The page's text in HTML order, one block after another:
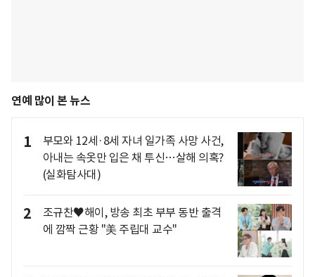
연예 많이 본 뉴스
1
부모와 12세·8세 자녀 일가족 사망 사건,
아내는 속옷만 입은 채 투신…살해 의혹?
(실화탐사대)
2
조규찬♥해이, 방송 최초 부부 동반 출격
에 깜짝 근황 "美 주립대 교수"